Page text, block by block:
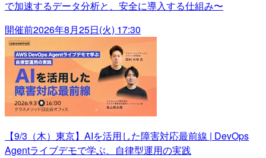
で加速するデータ分析と、安全に導入する仕組み〜
開催前2026年8月25日(火) 17:30
【9/3（木）東京】AIを活用した障害対応最前線 | DevOps
Agentライブデモで学ぶ、自律型運用の実践